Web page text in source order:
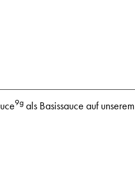
9g als Basissauce auf unserem